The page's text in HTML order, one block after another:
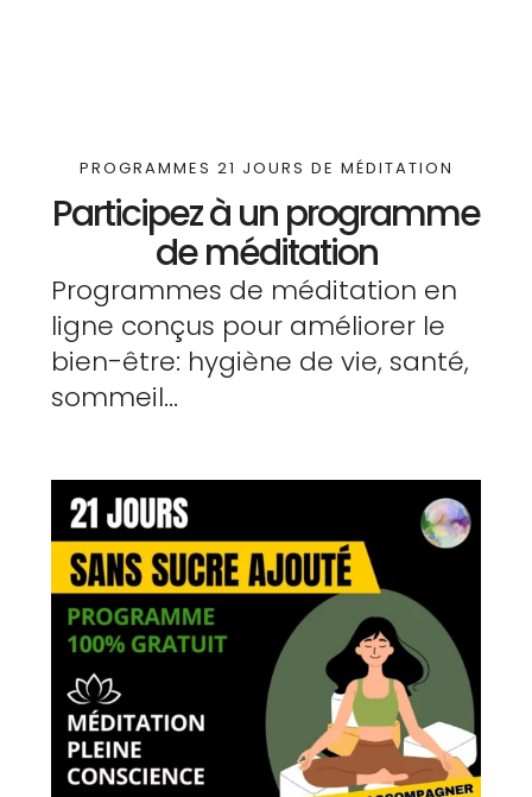
PROGRAMMES 21 JOURS DE MÉDITATION
Participez à un programme
de méditation
Programmes de méditation en
ligne conçus pour améliorer le
bien-être: hygiène de vie, santé,
sommeil...